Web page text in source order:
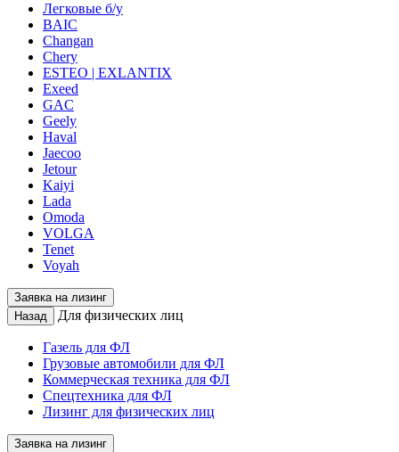
Легковые б/у
BAIC
Changan
Chery
ESTEO | EXLANTIX
Exeed
GAC
Geely
Haval
Jaecoo
Jetour
Kaiyi
Lada
Omoda
VOLGA
Tenet
Voyah
Заявка на лизинг
Назад
Для физических лиц
Газель для ФЛ
Грузовые автомобили для ФЛ
Коммерческая техника для ФЛ
Спецтехника для ФЛ
Лизинг для физических лиц
Заявка на лизинг